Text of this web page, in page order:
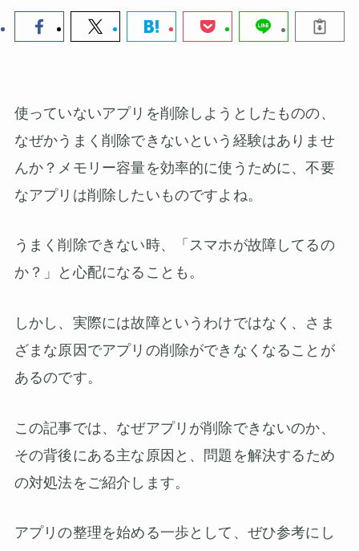
使っていないアプリを削除しようとしたものの、
なぜかうまく削除できないという経験はありませ
んか？メモリー容量を効率的に使うために、不要
なアプリは削除したいものですよね。
うまく削除できない時、「スマホが故障してるの
か？」と心配になることも。
しかし、実際には故障というわけではなく、さま
ざまな原因でアプリの削除ができなくなることが
あるのです。
この記事では、なぜアプリが削除できないのか、
その背後にある主な原因と、問題を解決するため
の対処法をご紹介します。
アプリの整理を始める一歩として、ぜひ参考にし